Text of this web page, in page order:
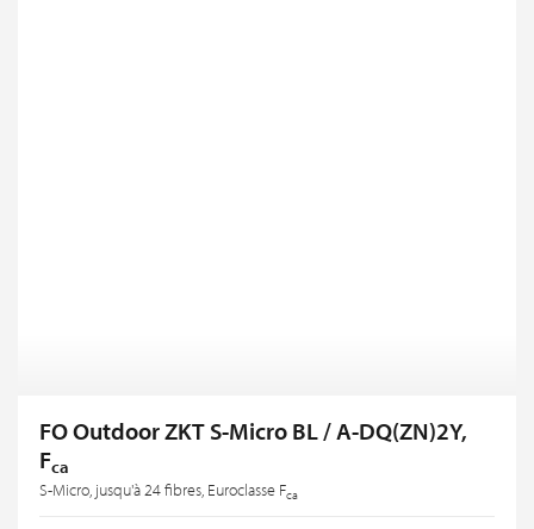
FO Outdoor ZKT S-Micro BL / A-DQ(ZN)2Y,
Fca
S-Micro, jusqu'à 24 fibres, Euroclasse Fca